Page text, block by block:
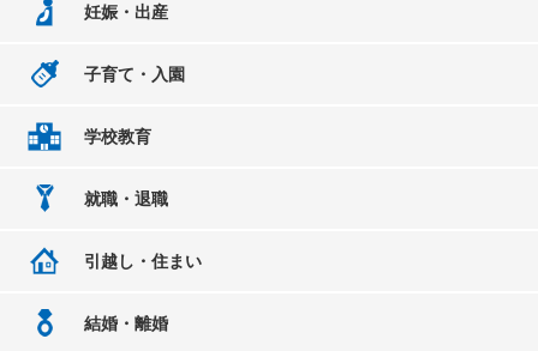
妊娠・出産
子育て・入園
学校教育
就職・退職
引越し・住まい
結婚・離婚